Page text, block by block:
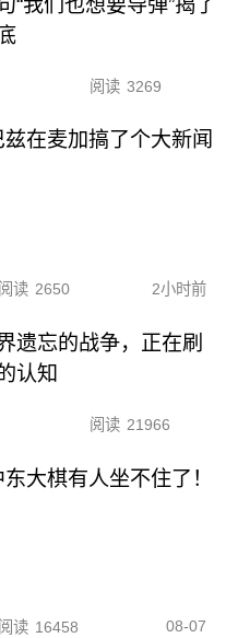
阅读 3269
在麦加搞了个大新闻
阅读 2650 2小时前
遗忘的战争，正在刷
认知
阅读 21966
大棋有人坐不住了！
阅读 16458 08-07